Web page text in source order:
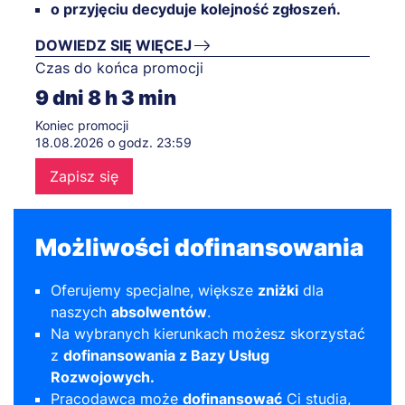
o przyjęciu decyduje kolejność zgłoszeń.
DOWIEDZ SIĘ WIĘCEJ
Czas do końca promocji
9dni 8h3 min
Koniec promocji
18.08.2026 o godz. 23:59
Zapisz się
Możliwości dofinansowania
Oferujemy specjalne, większe zniżki dla
naszych absolwentów.
Na wybranych kierunkach możesz skorzystać
z dofinansowania z Bazy Usług
Rozwojowych.
Pracodawca może dofinansować Ci studia,